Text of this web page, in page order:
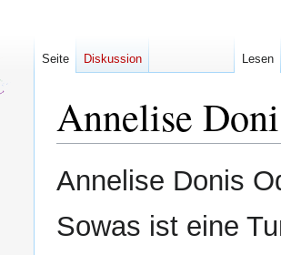
Annelise
Zur
Navigation
Zur
Suche
Annelise Donis
Sowas ist eine
Seite Diskussion Lesen